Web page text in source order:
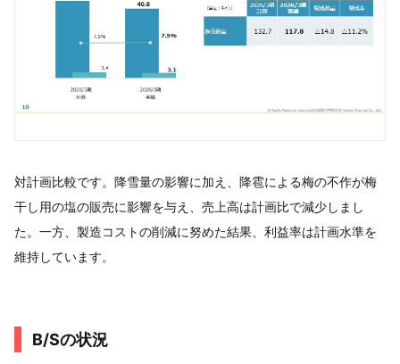
対計画比較です。降雪量の影響に加え、降雹による梅の不作が梅
干し用の塩の販売に影響を与え、売上高は計画比で減少しまし
た。一方、製造コストの削減に努めた結果、利益率は計画水準を
維持しています。
B/Sの状況